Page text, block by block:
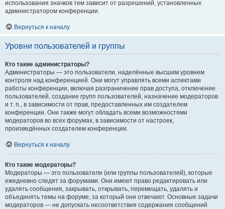
использования значков тем зависит от разрешений, установленных
администратором конференции.
Вернуться к началу
Уровни пользователей и группы
Кто такие администраторы?
Администраторы — это пользователи, наделённые высшим уровнем
контроля над конференцией. Они могут управлять всеми аспектами
работы конференции, включая разграничение прав доступа, отключение
пользователей, создание групп пользователей, назначение модераторов
и т. п., в зависимости от прав, предоставленных им создателем
конференции. Они также могут обладать всеми возможностями
модераторов во всех форумах, в зависимости от настроек,
произведённых создателем конференции.
Вернуться к началу
Кто такие модераторы?
Модераторы — это пользователи (или группы пользователей), которые
ежедневно следят за форумами. Они имеют право редактировать или
удалять сообщения, закрывать, открывать, перемещать, удалять и
объединять темы на форуме, за который они отвечают. Основные задачи
модераторов — не допускать несоответствия содержания сообщений